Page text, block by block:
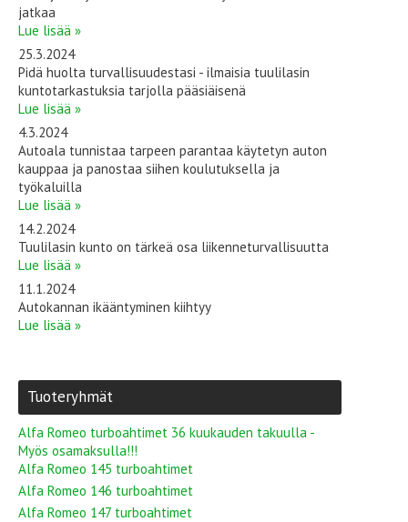
jatkaa
Lue lisää »
25.3.2024
Pidä huolta turvallisuudestasi - ilmaisia tuulilasin
kuntotarkastuksia tarjolla pääsiäisenä
Lue lisää »
4.3.2024
Autoala tunnistaa tarpeen parantaa käytetyn auton
kauppaa ja panostaa siihen koulutuksella ja
työkaluilla
Lue lisää »
14.2.2024
Tuulilasin kunto on tärkeä osa liikenneturvallisuutta
Lue lisää »
11.1.2024
Autokannan ikääntyminen kiihtyy
Lue lisää »
Tuoteryhmät
Alfa Romeo turboahtimet 36 kuukauden takuulla -
Myös osamaksulla!!!
Alfa Romeo 145 turboahtimet
Alfa Romeo 146 turboahtimet
Alfa Romeo 147 turboahtimet